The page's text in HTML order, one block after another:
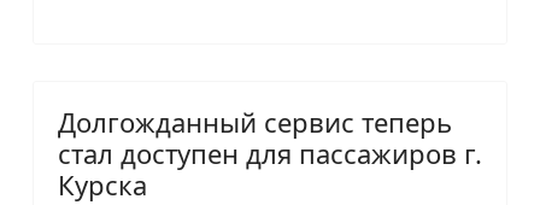
Долгожданный сервис теперь
стал доступен для пассажиров г.
Курска